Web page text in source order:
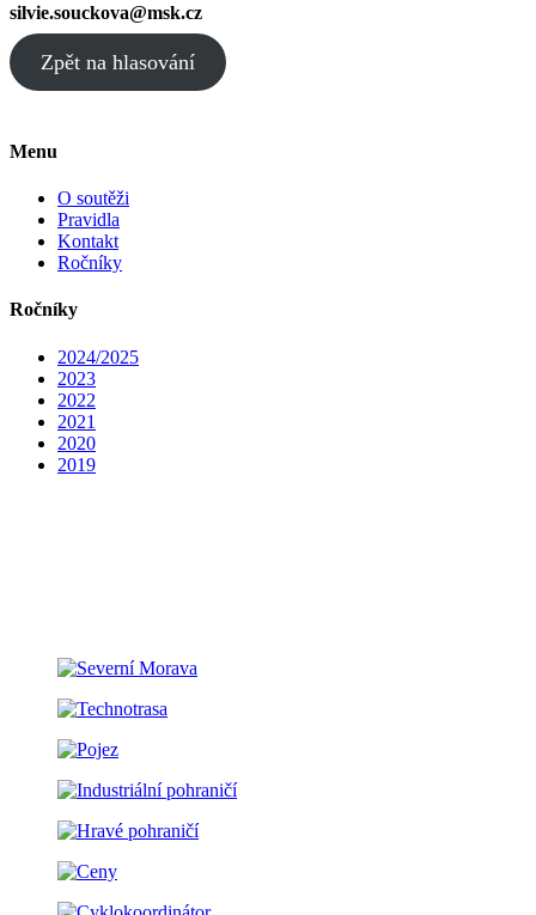
silvie.souckova@msk.cz
Zpět na hlasování
Menu
O soutěži
Pravidla
Kontakt
Ročníky
Ročníky
2024/2025
2023
2022
2021
2020
2019